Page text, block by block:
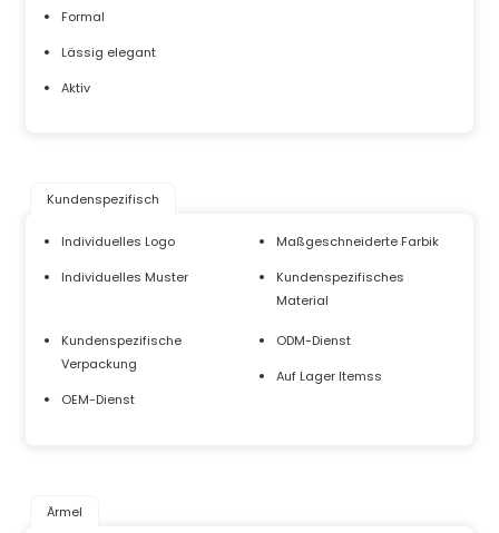
Formal
Lässig elegant
Aktiv
Kundenspezifisch
Individuelles Logo
Individuelles Muster
Maßgeschneiderte Farbik
Kundenspezifisches
Material
Kundenspezifische
Verpackung
OEM-Dienst
ODM-Dienst
Auf Lager ltemss
Ärmel